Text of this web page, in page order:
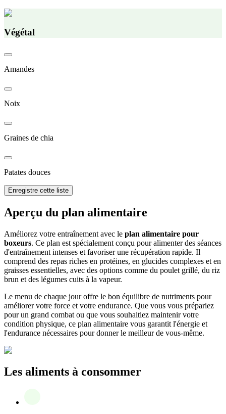
Végétal
Amandes
Noix
Graines de chia
Patates douces
Enregistre cette liste
Aperçu du plan alimentaire
Améliorez votre entraînement avec le plan alimentaire pour
boxeurs. Ce plan est spécialement conçu pour alimenter des séances
d'entraînement intenses et favoriser une récupération rapide. Il
comprend des repas riches en protéines, en glucides complexes et en
graisses essentielles, avec des options comme du poulet grillé, du riz
brun et des légumes cuits à la vapeur.
Le menu de chaque jour offre le bon équilibre de nutriments pour
améliorer votre force et votre endurance. Que vous vous prépariez
pour un grand combat ou que vous souhaitiez maintenir votre
condition physique, ce plan alimentaire vous garantit l'énergie et
l'endurance nécessaires pour donner le meilleur de vous-même.
Les aliments à consommer